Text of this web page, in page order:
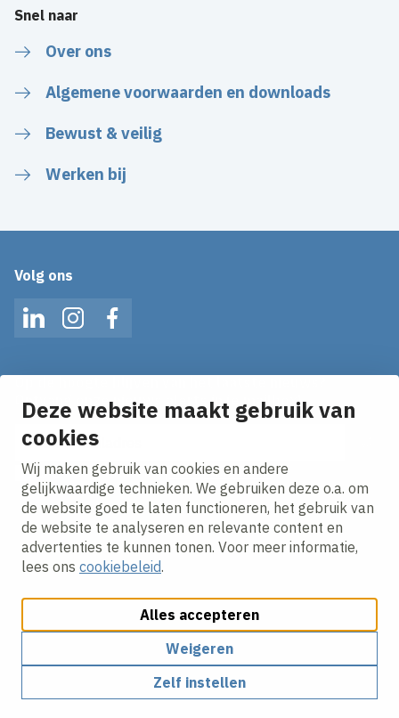
Deze website maakt gebruik van
cookies
Wij maken gebruik van cookies en andere
gelijkwaardige technieken. We gebruiken deze o.a. om
de website goed te laten functioneren, het gebruik van
de website te analyseren en relevante content en
advertenties te kunnen tonen. Voor meer informatie,
lees ons cookiebeleid.
Alles accepteren
Weigeren
Zelf instellen
Snel naar
Over ons
Algemene voorwaarden en downloads
Bewust & veilig
Werken bij
Volg ons
LinkedInInstagramFacebook
Ontvang onze nieuws alerts in je mailbox!
E-mailadres
Ik ga akkoord met hetprivacy statement.
Cookies aanpassenCookie beleidPrivacy policy